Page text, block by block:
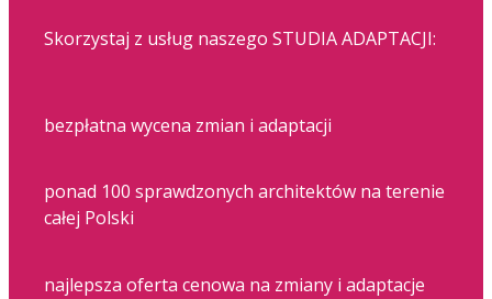
Skorzystaj z usług naszego STUDIA ADAPTACJI:
bezpłatna wycena zmian i adaptacji
ponad 100 sprawdzonych architektów na terenie
całej Polski
najlepsza oferta cenowa na zmiany i adaptacje